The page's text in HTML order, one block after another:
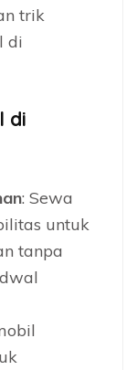
trik
di
di
: Sewa
untuk
tanpa